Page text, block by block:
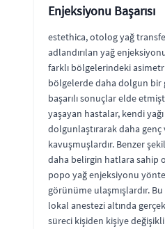
Enjeksiyonu Başarısı
estethica, otolog yağ
adlandırılan yağ
farklı bölgelerindeki
bölgelerde daha dolgun
başarılı sonuçlar elde
yaşayan hastalar, kendi
dolgunlaştırarak daha
kavuşmuşlardır. Benzer
daha belirgin hatlara sahip
popo yağ enjeksiyonu
görünüme ulaşmışlardır.
lokal anestezi altında
süreci kişiden kişiye